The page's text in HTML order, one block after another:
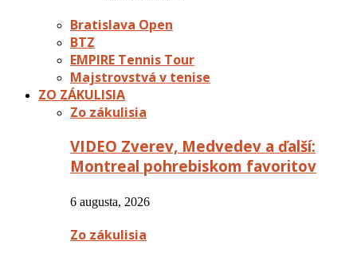
Bratislava Open
BTZ
EMPIRE Tennis Tour
Majstrovstvá v tenise
ZO ZÁKULISIA
Zo zákulisia
VIDEO Zverev, Medvedev a ďalší:
Montreal pohrebiskom favoritov
6 augusta, 2026
Zo zákulisia